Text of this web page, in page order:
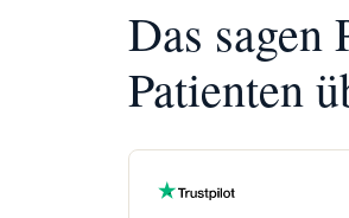
Das sagen
Patienten